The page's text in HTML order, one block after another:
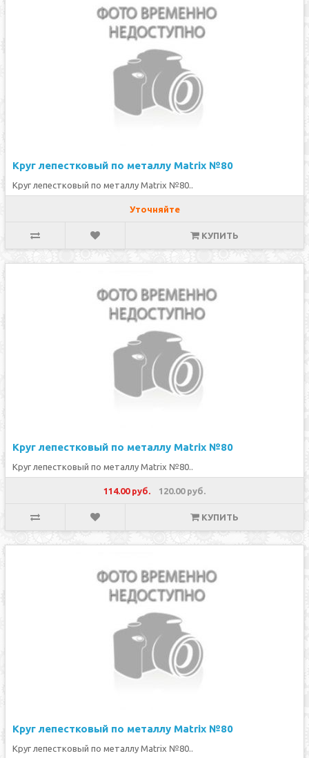
Круг лепестковый по металлу Matrix №80
Круг лепестковый по металлу Matrix №80..
Уточняйте
КУПИТЬ
Круг лепестковый по металлу Matrix №80
Круг лепестковый по металлу Matrix №80..
114.00 руб. 120.00 руб.
КУПИТЬ
Круг лепестковый по металлу Matrix №80
Круг лепестковый по металлу Matrix №80..